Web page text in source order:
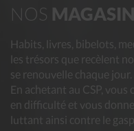
NOS
Habits, livres, bibelots,
les trésors que recèlent
se renouvelle chaque jour.
En achetant au CSP,
en difficulté et vous
luttant ainsi contre le